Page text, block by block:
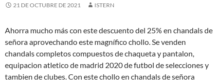
21 DE OCTUBRE DE 2021 ISTERN
Ahorra mucho más con este descuento del 25% en chandals de
señora aprovechando este magnífico chollo. Se venden
chandals completos compuestos de chaqueta y pantalon,
equipacion atletico de madrid 2020 de futbol de selecciones y
tambien de clubes. Con este chollo en chandals de señora